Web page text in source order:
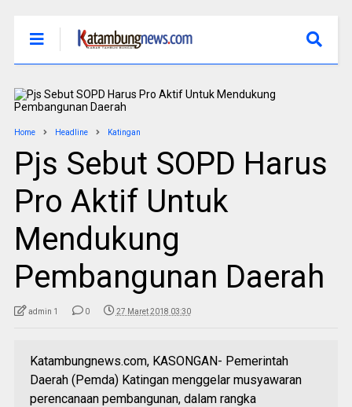
Home Headline Katingan
Pjs Sebut SOPD Harus
Pro Aktif Untuk
Mendukung
Pembangunan Daerah
admin 1 0 27 Maret 2018 03:30
Katambungnews.com, KASONGAN- Pemerintah
Daerah (Pemda) Katingan menggelar musyawaran
perencanaan pembangunan, dalam rangka